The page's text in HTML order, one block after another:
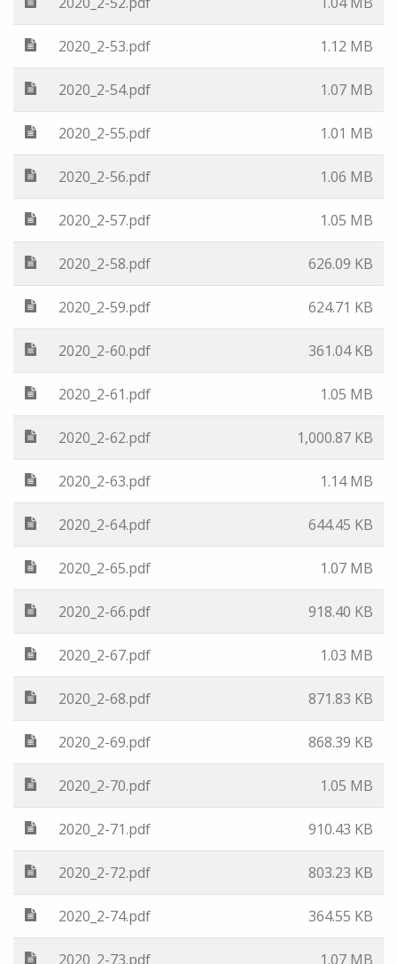
2020_2-53.pdf 1.12 MB
2020_2-54.pdf 1.07 MB
2020_2-55.pdf 1.01 MB
2020_2-56.pdf 1.06 MB
2020_2-57.pdf 1.05 MB
2020_2-58.pdf 626.09 KB
2020_2-59.pdf 624.71 KB
2020_2-60.pdf 361.04 KB
2020_2-61.pdf 1.05 MB
2020_2-62.pdf 1,000.87 KB
2020_2-63.pdf 1.14 MB
2020_2-64.pdf 644.45 KB
2020_2-65.pdf 1.07 MB
2020_2-66.pdf 918.40 KB
2020_2-67.pdf 1.03 MB
2020_2-68.pdf 871.83 KB
2020_2-69.pdf 868.39 KB
2020_2-70.pdf 1.05 MB
2020_2-71.pdf 910.43 KB
2020_2-72.pdf 803.23 KB
2020_2-74.pdf 364.55 KB
2020_2-73.pdf 1.07 MB